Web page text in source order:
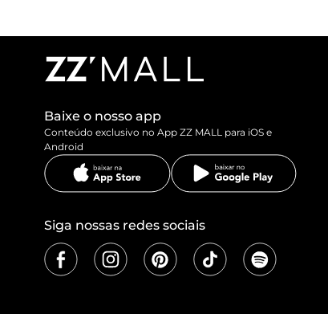
Baixe o nosso app
Conteúdo exclusivo no App ZZ MALL para iOS e
Android
Siga nossas redes sociais